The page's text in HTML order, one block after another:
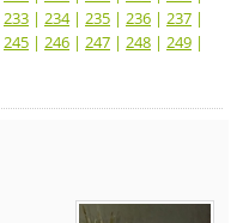
233 | 234| 235 | 236 | 237 |
245 | 246 | 247 | 248 | 249 |